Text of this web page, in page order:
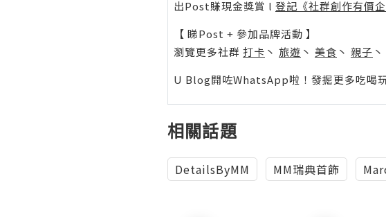
出Post賺現金獎賞 l 登記《社群創作有價企
【 睇Post + 參加品牌活動 】
瀏覽更多社群 打卡 丶 旅遊 丶 美食 丶 親子 丶
U Blog開咗WhatsApp啦！發掘更多吃喝
相關話題
DetailsByMM MM瑞典首飾